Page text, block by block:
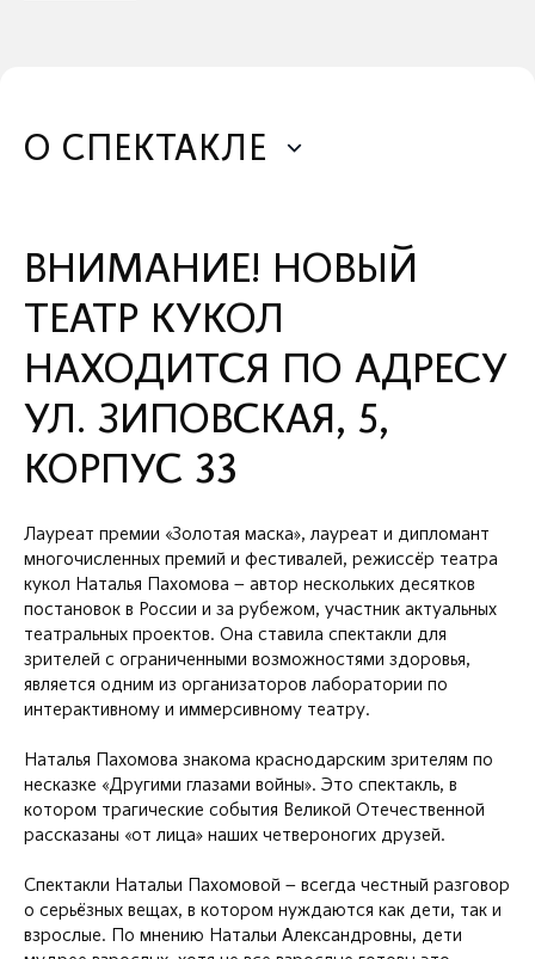
О СПЕКТАКЛЕ
ВНИМАНИЕ! НОВЫЙ
ТЕАТР КУКОЛ
НАХОДИТСЯ ПО АДРЕСУ
УЛ. ЗИПОВСКАЯ, 5,
КОРПУС 33
Лауреат премии «Золотая маска», лауреат и дипломант
многочисленных премий и фестивалей, режиссёр театра
кукол Наталья Пахомова – автор нескольких десятков
постановок в России и за рубежом, участник актуальных
театральных проектов. Она ставила спектакли для
зрителей с ограниченными возможностями здоровья,
является одним из организаторов лаборатории по
интерактивному и иммерсивному театру.
Наталья Пахомова знакома краснодарским зрителям по
несказке «Другими глазами войны». Это спектакль, в
котором трагические события Великой Отечественной
рассказаны «от лица» наших четвероногих друзей.
Спектакли Натальи Пахомовой – всегда честный разговор
о серьёзных вещах, в котором нуждаются как дети, так и
взрослые. По мнению Натальи Александровны, дети